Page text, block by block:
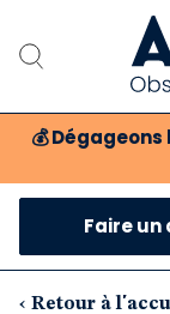
💰 Dégageons
Faire un
‹ Retour à